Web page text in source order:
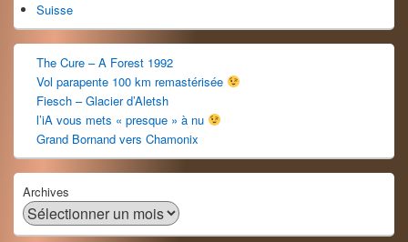
Suisse
The Cure – A Forest 1992
Vol parapente 100 km remastérisée
Fiesch – Glacier d’Aletsh
l’iA vous mets « presque » à nu
Grand Bornand vers Chamonix
Archives